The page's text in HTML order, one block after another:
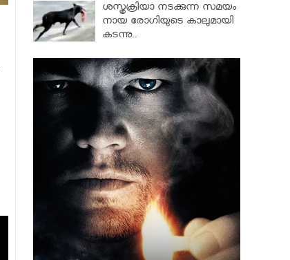
ശസ്ത്രക്രിയാ നടക്കുന്ന സമയം
നായ രോഗിയുടെ കാലുമായി
കടന്നു..